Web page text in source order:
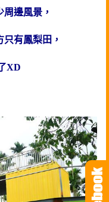
邊風景，
有鳳梨田，
XD